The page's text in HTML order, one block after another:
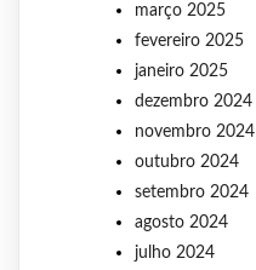
março 2025
fevereiro 2025
janeiro 2025
dezembro 2024
novembro 2024
outubro 2024
setembro 2024
agosto 2024
julho 2024